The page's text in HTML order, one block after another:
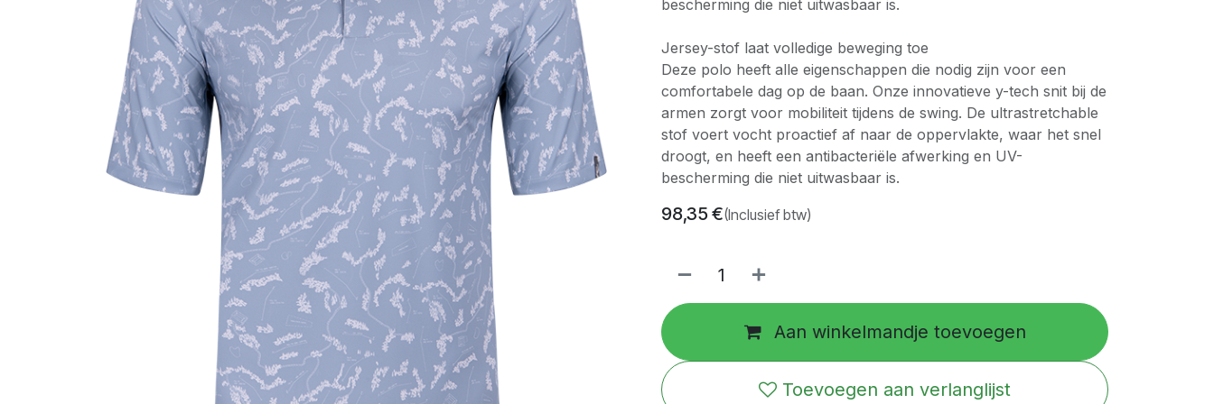
bescherming die niet uitwasbaar is.
Jersey-stof laat volledige beweging toe
Deze polo heeft alle eigenschappen die nodig zijn voor een
comfortabele dag op de baan. Onze innovatieve y-tech snit bij de
armen zorgt voor mobiliteit tijdens de swing. De ultrastretchable
stof voert vocht proactief af naar de oppervlakte, waar het snel
droogt, en heeft een antibacteriële afwerking en UV-
bescherming die niet uitwasbaar is.
98,35 €(Inclusief btw)
Aan winkelmandje toevoegen
Toevoegen aan verlanglijst